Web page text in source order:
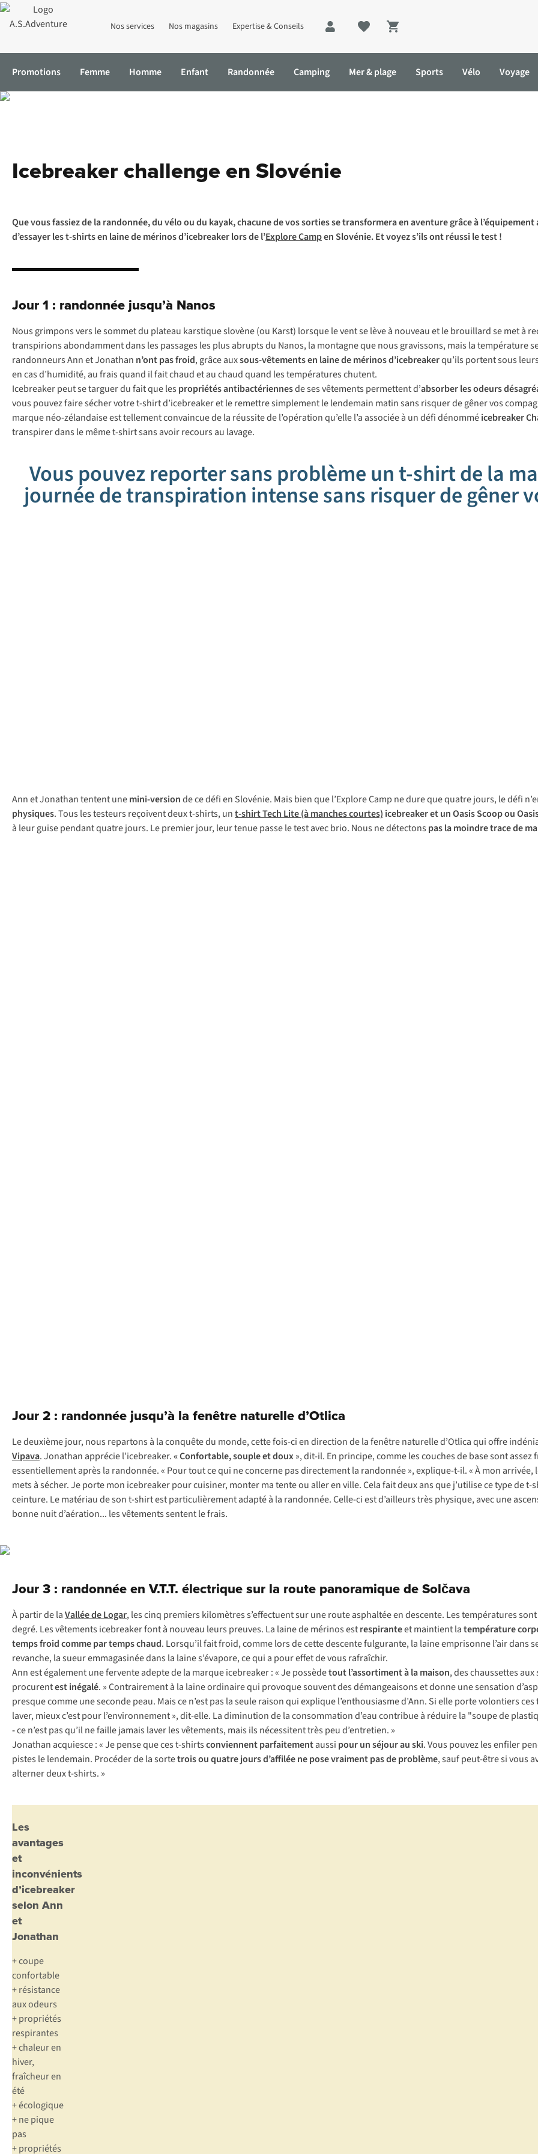
Nos services Nos magasins Expertise & Conseils
Shopping cart
Promotions Femme Homme Enfant Randonnée Camping Mer & plage Sports Vélo Voyage
Accueil
Icebreaker challenge en Slovénie
Que vous fassiez de la randonnée, du vélo ou du kayak, chacune de vos sorties se transformera en aventure grâce à
d’essayer les t-shirts en laine de mérinosd’icebreakerlors de l’Explore Campen Slovénie. Et voyez s’ils ont réussi le test !
Jour 1 : randonnée jusqu’à Nanos
Nous grimpons vers le sommet du plateau karstique slovène (ou Karst) lorsque le vent se lève à nouveau et le brouillard se met à
transpirions abondamment dans les passages les plus abrupts du Nanos, la montagne que nous gravissons, mais la température
randonneurs Ann et Jonathan n’ont pas froid, grâce auxsous-vêtements en laine de mérinos d’icebreakerqu’ils portent sous
en cas d’humidité, au frais quand il fait chaud et au chaud quand les températures chutent.
Icebreaker peut se targuer du fait que les propriétés antibactériennesde ses vêtements permettent d’absorber les odeurs
vous pouvez faire sécher votre t-shirt d’icebreaker et le remettre simplement le lendemain matin sans risquer de gêner vos
marque néo-zélandaise est tellement convaincue de la réussite de l’opération qu’elle l’a associée à un défi dénomméicebreaker
transpirer dans le même t-shirt sans avoir recours au lavage.
Vous pouvez reporter sans problème un t-shirt de la
journée de transpiration intense sans risquer de gêner
Ann et Jonathan tentent unemini-versionde ce défi en Slovénie. Mais bien que l’Explore Camp ne dure que quatre jours, le défi
physiques. Tous les testeurs reçoivent deux t-shirts, unt-shirt Tech Lite (à manches courtes) icebreaker et unOasis Scoopou
à leur guise pendant quatre jours. Le premier jour, leur tenue passe le test avec brio. Nous ne détectons pas la moindre trace de
Jour 2 : randonnée jusqu’à la fenêtre naturelle d’Otlica
Le deuxième jour, nous repartons à la conquête du monde, cette fois-ci en direction de la fenêtre naturelle d’Otlica qui offre
Vipava. Jonathan apprécie l’icebreaker.« Confortable, souple et doux», dit-il. En principe, comme les couches de base sont
essentiellement après la randonnée. « Pour tout ce qui ne concerne pas directement la randonnée », explique-t-il. « À mon
mets à sécher. Je porte mon icebreaker pour cuisiner, monter ma tente ou aller en ville. Cela fait deux ans que j’utilise ce type de
ceinture. Le matériau de son t-shirt est particulièrement adapté à la randonnée. Celle-ci est d’ailleurs très physique, avec une
bonne nuit d’aération... les vêtements sentent le frais.
Jour 3 : randonnée en V.T.T. électrique sur la route panoramique de Solčava
À partir de laVallée de Logar, les cinq premiers kilomètres s’effectuent sur une route asphaltée en descente. Les températures
degré. Les vêtements icebreaker font à nouveau leurs preuves. La laine de mérinos estrespiranteet maintient latempérature
temps froid comme par temps chaud. Lorsqu’il fait froid, comme lors de cette descente fulgurante, la laine emprisonne l’air dans
revanche, la sueur emmagasinée dans la laine s’évapore, ce qui a pour effet de vous rafraîchir.
Ann est également une fervente adepte de la marque icebreaker : « Je possèdetout l’assortiment à la maison, des chaussettes
procurentest inégalé. » Contrairement à la laine ordinaire qui provoque souvent des démangeaisons et donne une sensation
presque comme une seconde peau. Mais ce n’est pas la seule raison qui explique l’enthousiasme d’Ann. Si elle porte volontiers
laver, mieux c’est pour l’environnement », dit-elle. La diminution de la consommation d’eau contribue à réduire la "soupe de
-ce n’est pas qu’il ne faille jamais laver les vêtements, mais ils nécessitent très peu d’entretien. »
Jonathan acquiesce : « Je pense que ces t-shirtsconviennent parfaitementaussi pour un séjour au ski. Vous pouvez les enfiler
pistes le lendemain. Procéder de la sortetrois ou quatre jours d’affilée ne pose vraiment pas de problème, sauf peut-être si vous
alterner deux t-shirts. »
Les
avantages
et
inconvénients
d’icebreaker
selon Ann
et
Jonathan
+ coupe
confortable
+ résistance
aux odeurs
+ propriétés
respirantes
+ chaleur en
hiver,
fraîcheur en
été
+ écologique
+ ne pique
pas
+ propriétés